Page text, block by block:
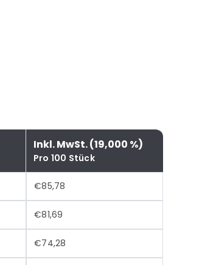
Inkl. MwSt. (19,000 %)
Pro 100 Stück
€85,78
€81,69
€74,28